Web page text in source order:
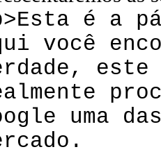
é a
você
este
uma